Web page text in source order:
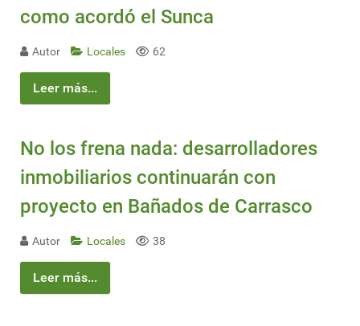
como acordó el Sunca
Autor Locales 62
Leer más...
No los frena nada: desarrolladores
inmobiliarios continuarán con
proyecto en Bañados de Carrasco
Autor Locales 38
Leer más...